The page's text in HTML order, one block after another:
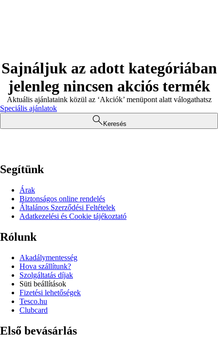
Sajnáljuk az adott kategóriában
jelenleg nincsen akciós termék
Aktuális ajánlataink közül az ‘Akciók’ menüpont alatt válogathatsz
Speciális ajánlatok
Keresés
Segítünk
Árak
Biztonságos online rendelés
Általános Szerződési Feltételek
Adatkezelési és Cookie tájékoztató
Rólunk
Akadálymentesség
Hova szállítunk?
Szolgáltatás díjak
Süti beállítások
Fizetési lehetőségek
Tesco.hu
Clubcard
Első bevásárlás